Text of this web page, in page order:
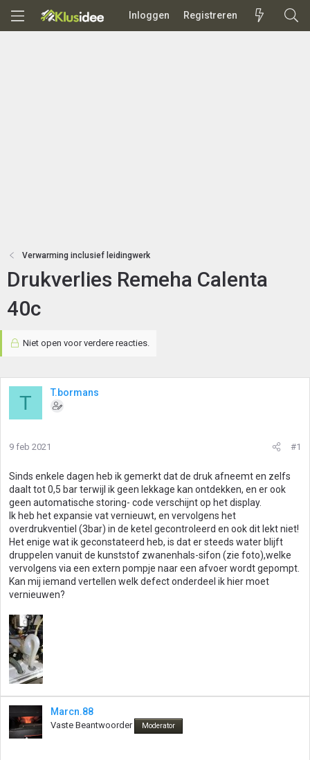
Inloggen Registreren
Verwarming inclusief leidingwerk
Drukverlies Remeha Calenta
40c
Niet open voor verdere reacties.
T T.bormans
9 feb 2021 #1
Sinds enkele dagen heb ik gemerkt dat de druk afneemt en zelfs
daalt tot 0,5 bar terwijl ik geen lekkage kan ontdekken, en er ook
geen automatische storing- code verschijnt op het display.
Ik heb het expansie vat vernieuwt, en vervolgens het
overdrukventiel (3bar) in de ketel gecontroleerd en ook dit lekt niet!
Het enige wat ik geconstateerd heb, is dat er steeds water blijft
druppelen vanuit de kunststof zwanenhals-sifon (zie foto),welke
vervolgens via een extern pompje naar een afvoer wordt gepompt.
Kan mij iemand vertellen welk defect onderdeel ik hier moet
vernieuwen?
Marcn.88
Vaste Beantwoorder Moderator